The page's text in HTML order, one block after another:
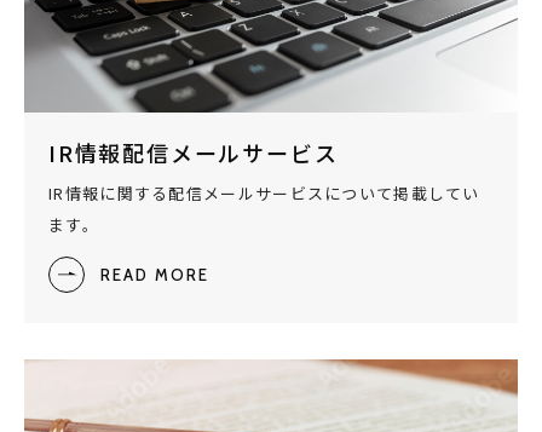
IR情報配信メールサービス
IR情報に関する配信メールサービスについて掲載してい
ます。
READ MORE